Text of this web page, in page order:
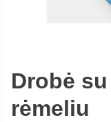
Drobė
rėmeliu